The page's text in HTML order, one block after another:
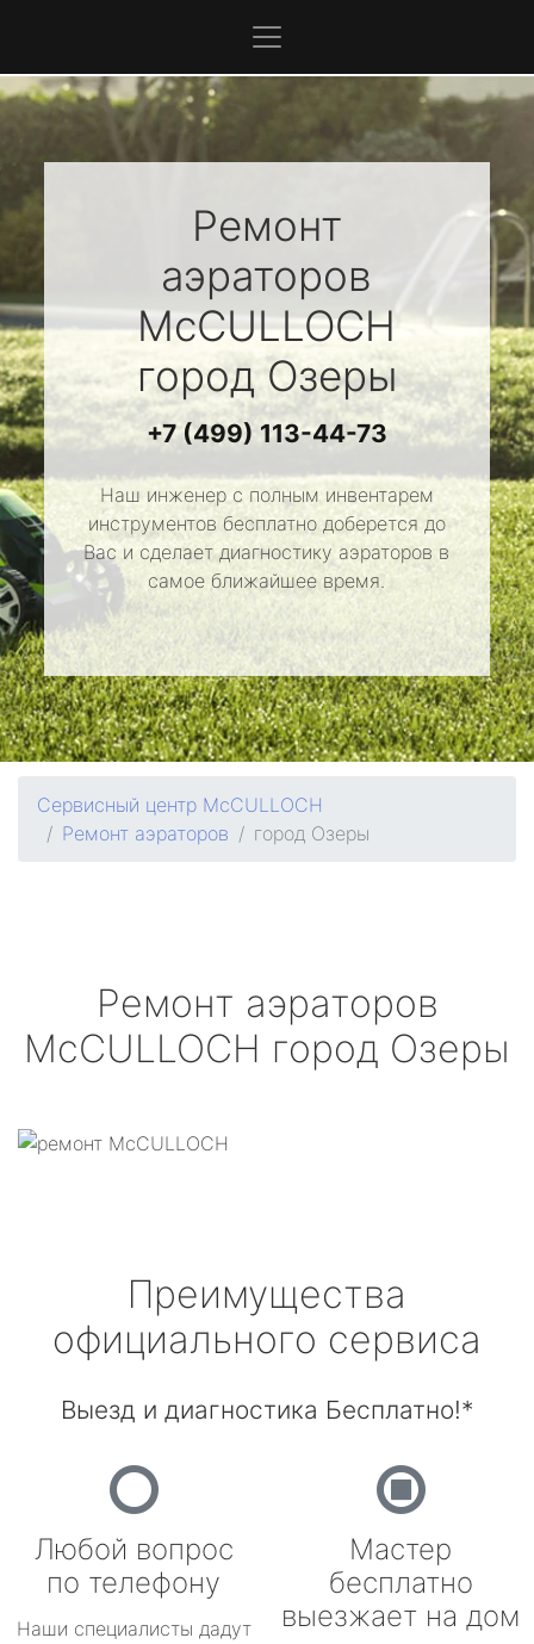
Ремонт
аэраторов
McCULLOCH
город Озеры
+7 (499) 113-44-73
Наш инженер с полным инвентарем
инструментов бесплатно доберется до
Вас и сделает диагностику аэраторов в
самое ближайшее время.
Сервисный центр McCULLOCH
Ремонт аэраторов
город Озеры
Ремонт аэраторов
McCULLOCH город Озеры
Преимущества
официального сервиса
Выезд и диагностика Бесплатно!*
Любой вопрос
по телефону
Наши специалисты дадут
Мастер
бесплатно
выезжает на дом